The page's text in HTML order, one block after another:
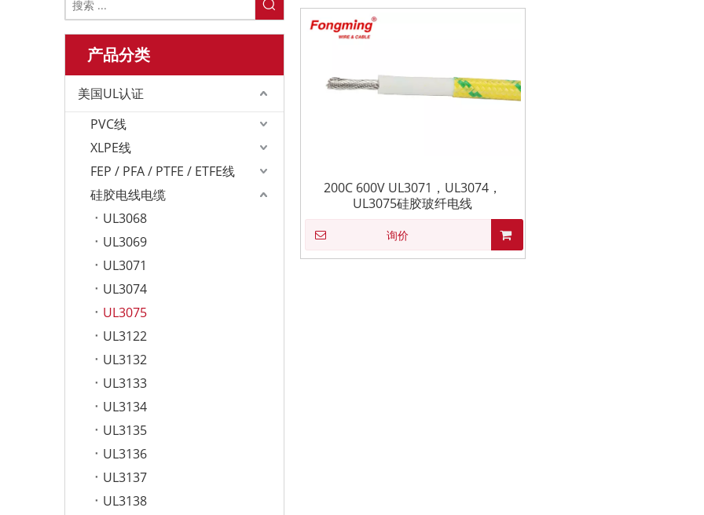
产品分类
美国UL认证
PVC线
XLPE线
FEP / PFA / PTFE / ETFE线
硅胶电线电缆
UL3068
UL3069
UL3071
UL3074
UL3075
UL3122
UL3132
UL3133
UL3134
UL3135
UL3136
UL3137
UL3138
200C 600V UL3071，UL3074，
UL3075硅胶玻纤电线
询价